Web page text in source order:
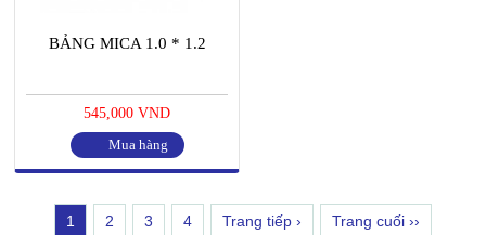
BẢNG MICA 1.0 * 1.2
545,000 VND
Mua hàng
1 2 3 4 Trang tiếp › Trang cuối ››